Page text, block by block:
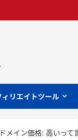
ィリエイトツール
メイン価格: 高いって